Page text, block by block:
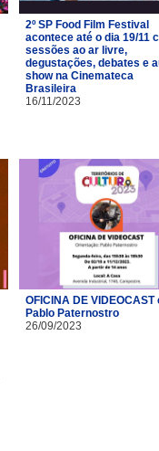
2º SP Food Film Festival
acontece até o dia 19/11
sessões ao ar livre,
degustações, debates e
show na Cinemateca
Brasileira
16/11/2023
OFICINA DE VIDEOCAST
Pablo Paternostro
26/09/2023